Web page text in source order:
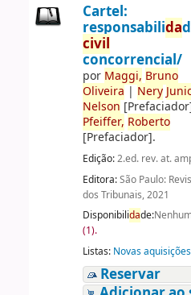
Cartel:
responsabilida
civil
concorrencial/
por Maggi, Bruno
Oliveira | Nery
Nelson
Pfeiffer, Roberto
[Prefaciador].
Edição:2.ed. rev. at.
Editora:São Paulo:
dos Tribunais, 2021
Disponibilidade:
(1).
Listas: Novas aquisições
Reservar